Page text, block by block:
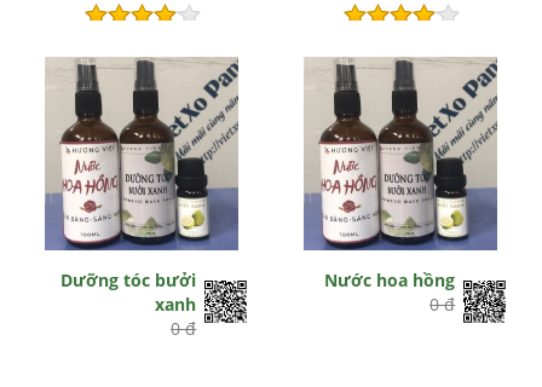
Dưỡng tóc bưởi
xanh
0 đ
Nước hoa hồng
0 đ